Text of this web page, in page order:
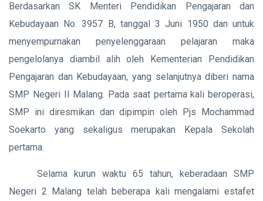
Berdasarkan SK Menteri Pendidikan Pengajaran dan
Kebudayaan No. 3957 B, tanggal 3 Juni 1950 dan untuk
menyempurnakan penyelenggaraan pelajaran maka
pengelolanya diambil alih oleh Kementerian Pendidikan
Pengajaran dan Kebudayaan, yang selanjutnya diberi nama
SMP Negeri II Malang. Pada saat pertama kali beroperasi,
SMP ini diresmikan dan dipimpin oleh Pjs Mochammad
Soekarto yang sekaligus merupakan Kepala Sekolah
pertama.
Selama kurun waktu 65 tahun, keberadaan SMP
Negeri 2 Malang telah beberapa kali mengalami estafet